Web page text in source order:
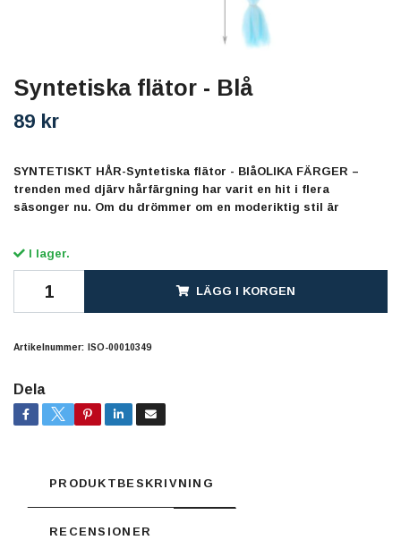
Syntetiska flätor - Blå
89 kr
SYNTETISKT HÅR-Syntetiska flätor - BlåOLIKA FÄRGER –
trenden med djärv hårfärgning har varit en hit i flera
säsonger nu. Om du drömmer om en moderiktig stil är
I lager.
LÄGG I KORGEN
Artikelnummer: ISO-00010349
Dela
PRODUKTBESKRIVNING
RECENSIONER